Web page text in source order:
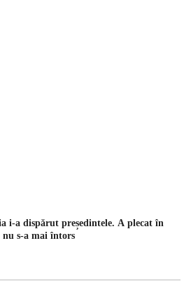
i-a dispărut președintele. A plecat în
nu s-a mai întors